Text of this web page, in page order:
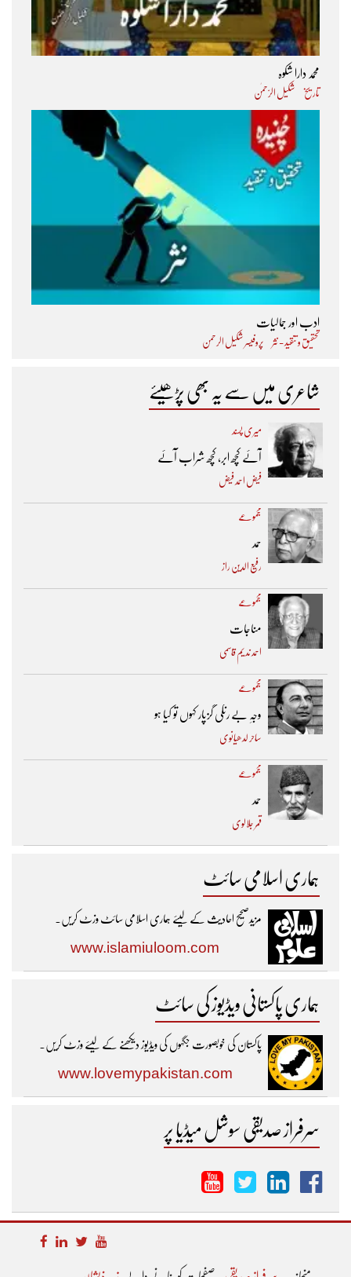
محمد دارا شکوہ
تاریخ شکیل الرّحمٰن
ادب اور جمالیات
تحقیق و تنقید - نثر پروفیسر شکیل الرحمن
شاعری میں سے یہ بھی پڑھیئے
میری پسند
آئے کچھ ابر، کچھ شراب آئے
فیض احمد فیض
مجموعے
حمد
رفیع الدین راز
مجموعے
مناجات
احمد ندیم قاسمی
مجموعے
وجہِ بے رنگی گزپار کہوں تو کیا ہو
ساحر لدھیانوی
مجموعے
حمد
قمر جلالوی
ہماری اسلامی سائٹ
مزیدصحیح احادیث کے لیئے ہماری اسلامی سائٹ وزٹ کریں۔
www.islamiuloom.com
ہماری پاکستانی ویڈیوز کی سائٹ
پاکستان کی خوبصورت جگہوں کی ویڈیوز دیکھنے کے لیئے وزٹ کریں۔
www.lovemypakistan.com
سرفراز صدیقی سوشل میڈیا پر